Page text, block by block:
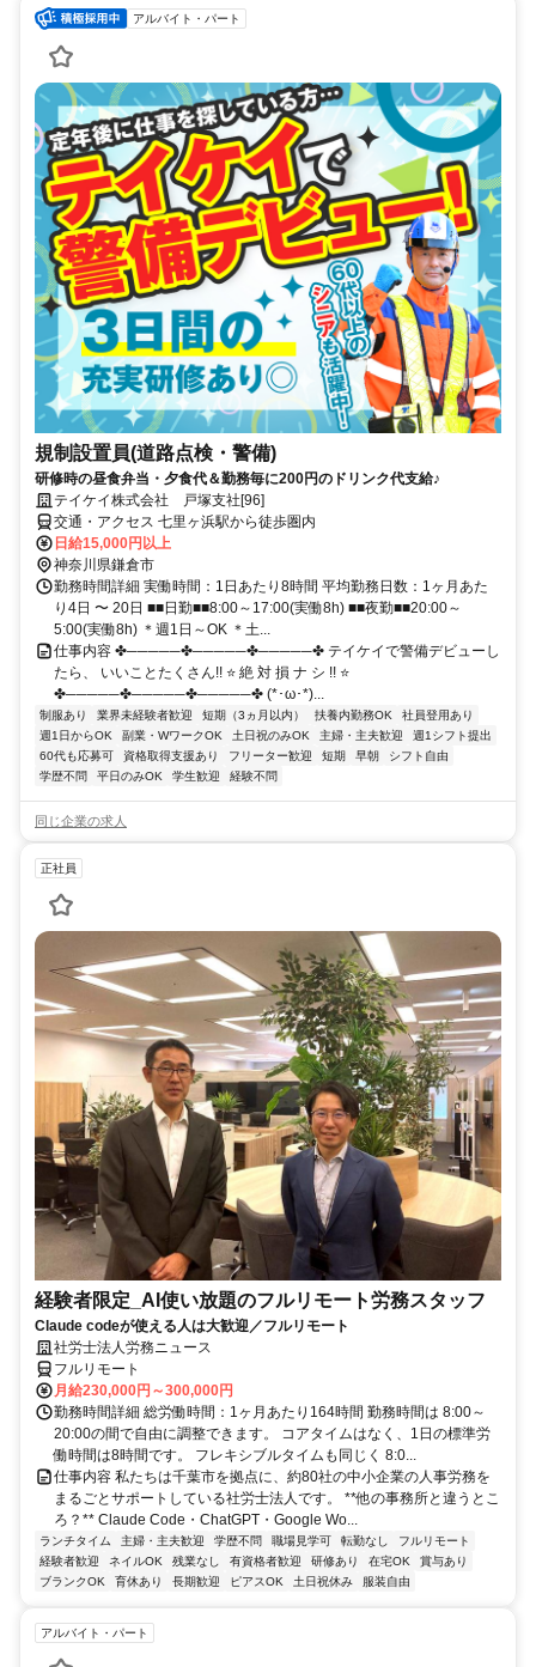
アルバイト・パート
規制設置員(道路点検・警備)
研修時の昼食弁当・夕食代＆勤務毎に200円のドリンク代支給♪
テイケイ株式会社 戸塚支社[96]
交通・アクセス 七里ヶ浜駅から徒歩圏内
日給15,000円以上
神奈川県鎌倉市
勤務時間詳細 実働時間：1日あたり8時間 平均勤務日数：1ヶ月あた
り4日 〜 20日 ■■日勤■■8:00～17:00(実働8h) ■■夜勤■■20:00～
5:00(実働8h) ＊週1日～OK ＊土...
仕事内容 ✤─────✤─────✤─────✤ テイケイで警備デビューし
たら、 いいことたくさん!! ⭐ 絶 対 損 ナ シ !! ⭐
✤─────✤─────✤─────✤ (*･ω･*)...
制服あり 業界未経験者歓迎 短期（3ヵ月以内） 扶養内勤務OK
社員登用あり
週1日からOK
副業・WワークOK 土日祝のみOK 主婦・主夫歓迎
週1シフト提出
60代も応募可
資格取得支援あり フリーター歓迎 短期 早朝
シフト自由
学歴不問
平日のみOK 学生歓迎 経験不問
同じ企業の求人
正社員
経験者限定_AI使い放題のフルリモート労務スタッフ
Claude codeが使える人は大歓迎／フルリモート
社労士法人労務ニュース
フルリモート
月給230,000円～300,000円
勤務時間詳細 総労働時間：1ヶ月あたり164時間 勤務時間は 8:00～
20:00の間で自由に調整できます。 コアタイムはなく、1日の標準労
働時間は8時間です。 フレキシブルタイムも同じく 8:0...
仕事内容 私たちは千葉市を拠点に、約80社の中小企業の人事労務を
まるごとサポートしている社労士法人です。 **他の事務所と違うとこ
ろ？** Claude Code・ChatGPT・Google Wo...
ランチタイム 主婦・主夫歓迎 学歴不問 職場見学可 転勤なし
フルリモート
経験者歓迎
ネイルOK 残業なし 有資格者歓迎 研修あり 在宅OK
賞与あり
ブランクOK
育休あり 長期歓迎 ピアスOK 土日祝休み 服装自由
アルバイト・パート